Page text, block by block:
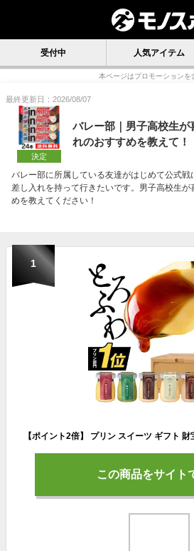
受付中 人気アイテム
本ページはプロモーションを
最終更新日：2026/08/07
決定
バレー部｜男子高校生が
れのおすすめを教えて！
バレー部に所属している友達がはじめて公式戦
差し入れを持って行きたいです。男子高校生
めを教えてください！
1
この商品をサイト